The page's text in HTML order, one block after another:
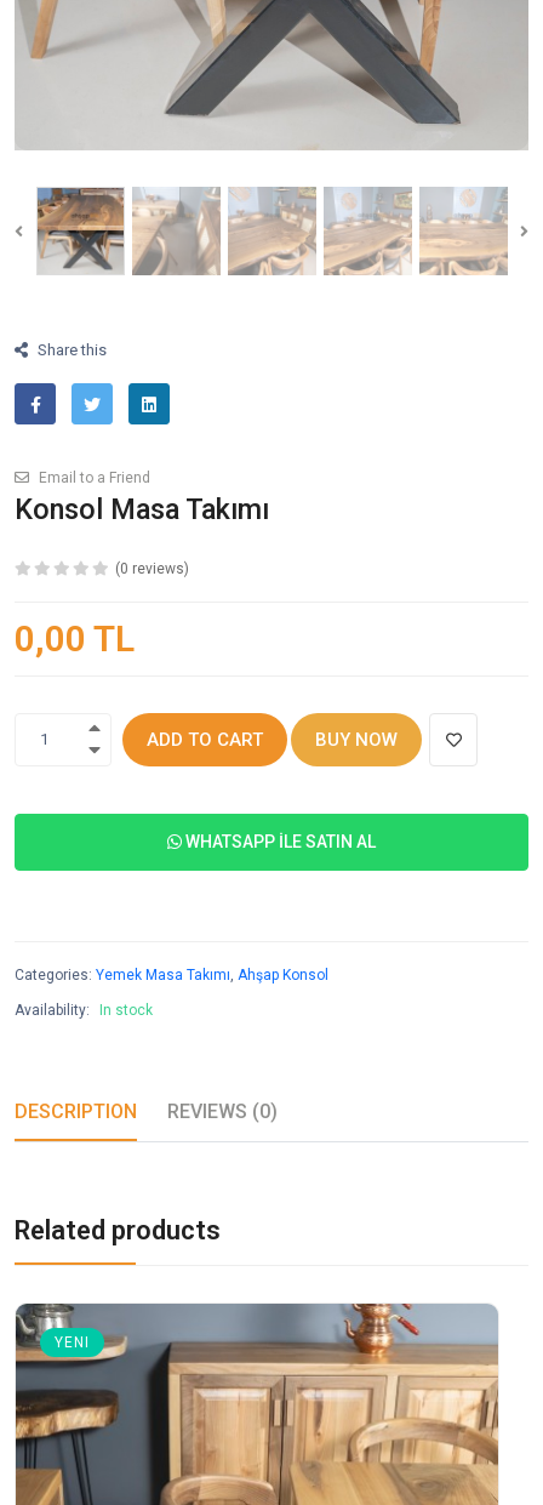
Share this
Email to a Friend
Konsol Masa Takımı
(0 reviews)
0,00 TL
1 ADD TO CART BUY NOW
WHATSAPP İLE SATIN AL
Categories: Yemek Masa Takımı, Ahşap Konsol
Availability: In stock
DESCRIPTION REVIEWS (0)
Related products
YENI